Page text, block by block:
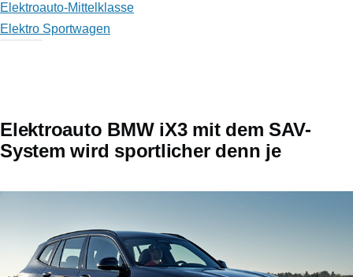
Elektroauto-Mittelklasse
Elektro Sportwagen
Elektroauto BMW iX3 mit dem SAV-
System wird sportlicher denn je